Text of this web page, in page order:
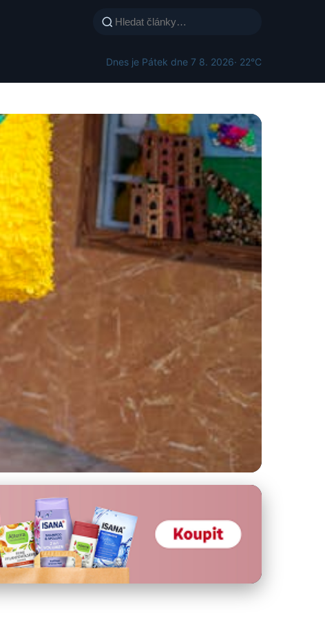
Dnes je Pátek dne 7 8. 2026· 22°C
Efektivní